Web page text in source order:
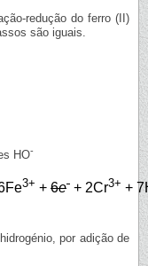
redução do ferro (II)
são iguais.
HO-
3+ + 6e- + 2Cr3+ +
por adição de